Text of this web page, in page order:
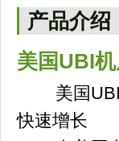
产品介绍
美国UBI
美国UBI
快速增长